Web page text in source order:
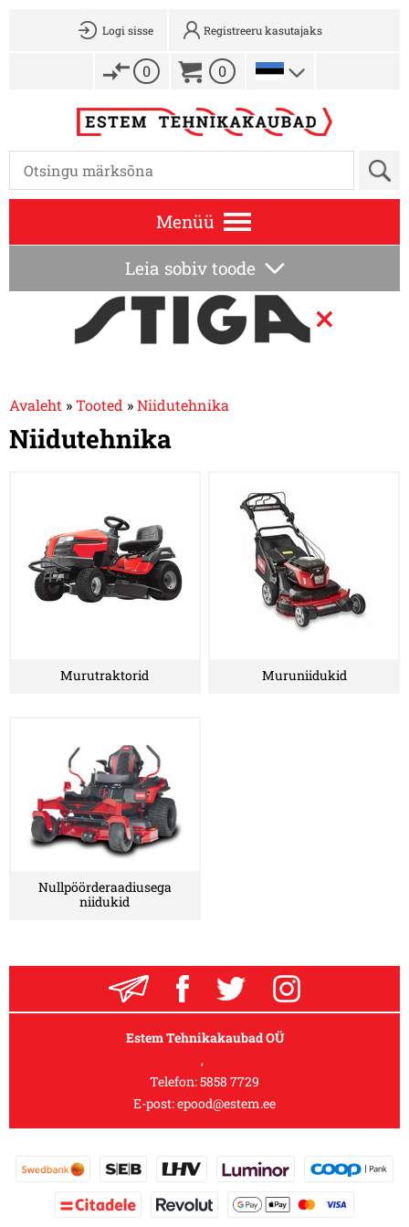
Logi sisse Registreeru kasutajaks
0 0
Menüü
Leia sobiv toode
×
Avaleht »Tooted »Niidutehnika
Niidutehnika
Murutraktorid Muruniidukid
Nullpöörderaadiusega
niidukid
Estem Tehnikakaubad OÜ
,
Telefon:5858 7729
E-post:epood@estem.ee